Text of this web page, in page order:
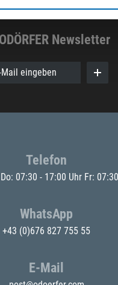
Newsletter
Mail eingeben
Telefon
07:30 - 17:00 Uhr Fr:
WhatsApp
+43 (0)676 827 755 55
E-Mail